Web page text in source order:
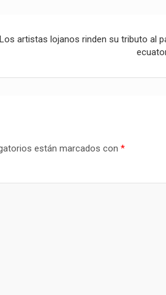
Los artistas lojanos rinden su tributo al
están marcados con *